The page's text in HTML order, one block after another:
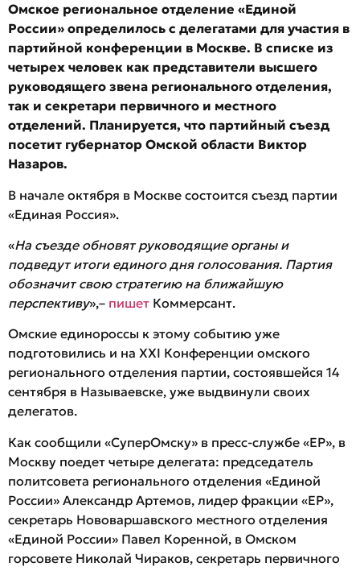
Омское региональное отделение «Единой
России» определилось с делегатами для участия в
партийной конференции в Москве. В списке из
четырех человек как представители высшего
руководящего звена регионального отделения,
так и секретари первичного и местного
отделений. Планируется, что партийный съезд
посетит губернатор Омской области Виктор
Назаров.
В начале октября в Москве состоится съезд партии
«Единая Россия».
«На съезде обновят руководящие органы и
подведут итоги единого дня голосования. Партия
обозначит свою стратегию на ближайшую
перспективу»,– пишет Коммерсант.
Омские единороссы к этому событию уже
подготовились и на XXI Конференции омского
регионального отделения партии, состоявшейся 14
сентября в Называевске, уже выдвинули своих
делегатов.
Как сообщили «СуперОмску» в пресс-службе «ЕР», в
Москву поедет четыре делегата: председатель
политсовета регионального отделения «Единой
России» Александр Артемов, лидер фракции «ЕР»,
секретарь Нововаршавского местного отделения
«Единой России» Павел Коренной, в Омском
горсовете Николай Чираков, секретарь первичного